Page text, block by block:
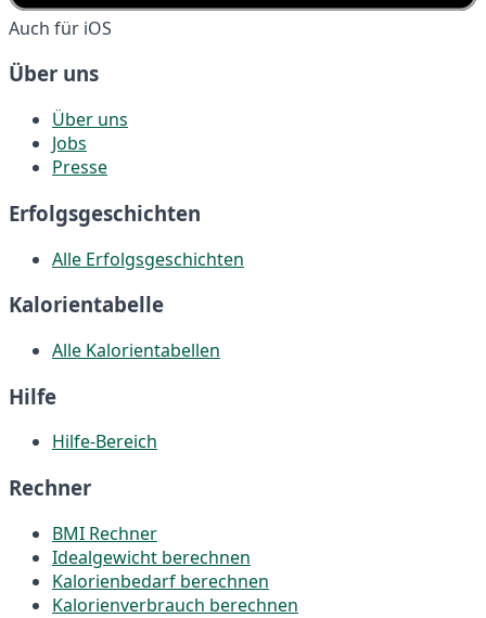
Auch für iOS
Über uns
Über uns
Jobs
Presse
Erfolgsgeschichten
Alle Erfolgsgeschichten
Kalorientabelle
Alle Kalorientabellen
Hilfe
Hilfe-Bereich
Rechner
BMI Rechner
Idealgewicht berechnen
Kalorienbedarf berechnen
Kalorienverbrauch berechnen